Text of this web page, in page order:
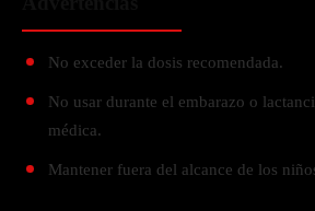
No exceder la dosis recomendada.
No usar durante el embarazo o
médica.
Mantener fuera del alcance de los